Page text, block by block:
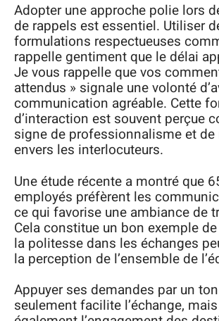
Adopter une approche polie lors
de rappels est essentiel. Utiliser
formulations respectueuses
rappelle gentiment que le délai
Je vous rappelle que vos
attendus » signale une volonté
communication agréable. Cette
d’interaction est souvent perçue
signe de professionnalisme et de
envers les interlocuteurs.
Une étude récente a montré que
employés préfèrent les
ce qui favorise une ambiance de
Cela constitue un bon exemple
la politesse dans les échanges
la perception de l’ensemble de
Appuyer ses demandes par un
seulement facilite l’échange,